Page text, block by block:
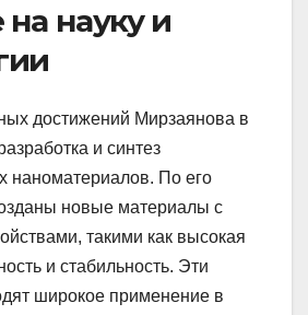
науку и
достижений Мирзаянова в
и синтез
наноматериалов. По его
новые материалы с
такими как высокая
и стабильность. Эти
широкое применение в